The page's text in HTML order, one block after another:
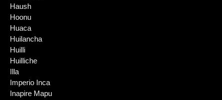
Haush
Hoonu
Huaca
Huilancha
Huilli
Huilliche
Illa
Imperio Inca
Inapire Mapu